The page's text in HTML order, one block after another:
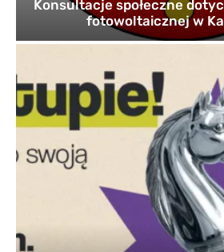
Konsultacje społeczne
fotowoltaicznej w